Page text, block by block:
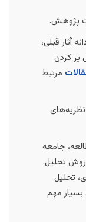
پژوهش.
آثار قبلی،
کردن
مرتبط
نظریه‌های
جامعه
روش تحلیل.
تحلیل
مهم